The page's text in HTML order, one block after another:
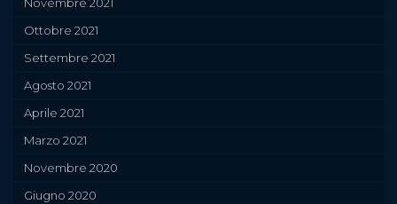
Novembre 2021
Ottobre 2021
Settembre 2021
Agosto 2021
Aprile 2021
Marzo 2021
Novembre 2020
Giugno 2020